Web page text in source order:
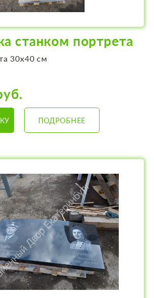
станком портрета
30х40 см
ПОДРОБНЕЕ